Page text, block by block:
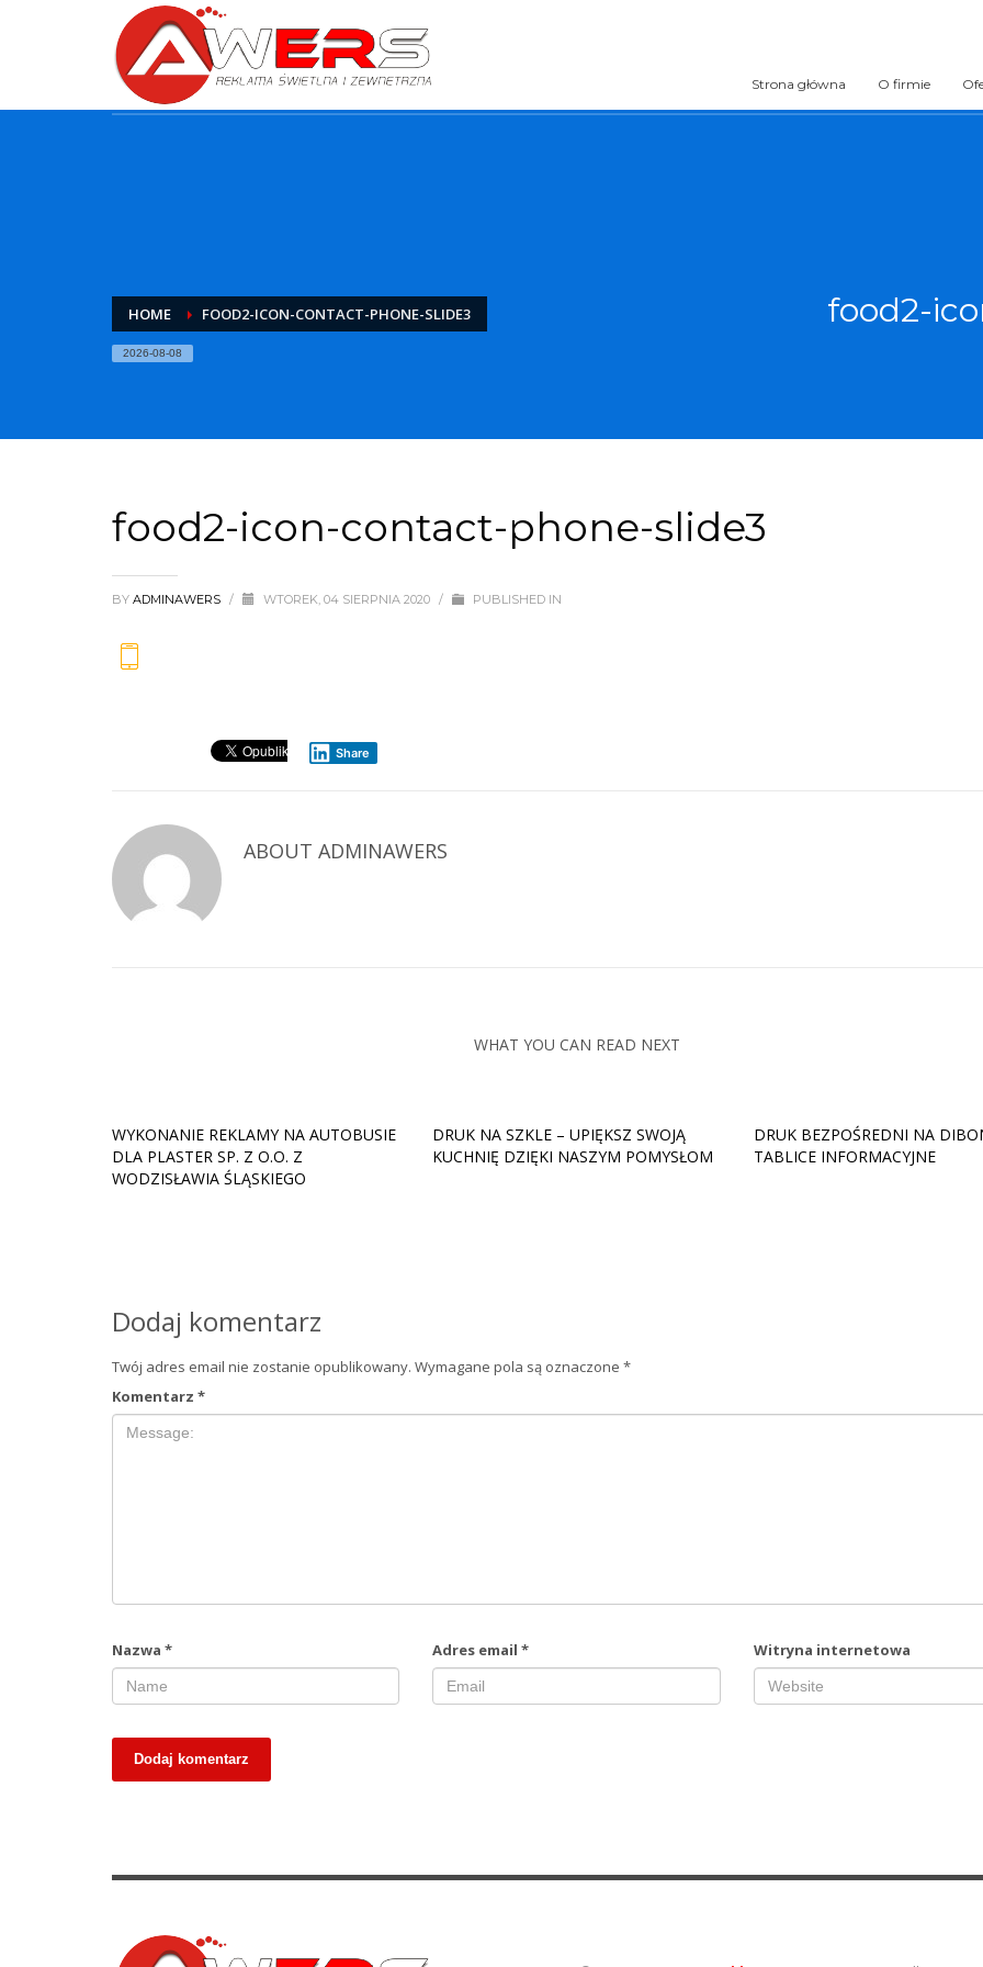
Strona główna O firmie
HOME FOOD2-ICON-CONTACT-PHONE-SLIDE3
2026-08-08
food2-
food2-icon-contact-phone-slide3
BY ADMINAWERS / WTOREK, 04 SIERPNIA 2020 / PUBLISHED IN
Share
ABOUT ADMINAWERS
WHAT YOU CAN READ NEXT
WYKONANIE REKLAMY NA AUTOBUSIE
DLA PLASTER SP. Z O.O. Z
WODZISŁAWIA ŚLĄSKIEGO
DRUK NA SZKLE – UPIĘKSZ SWOJĄ
KUCHNIĘ DZIĘKI NASZYM POMYSŁOM
DRUK BEZPOŚREDNI NA
TABLICE INFORMACYJNE
Dodaj komentarz
Twój adres email nie zostanie opublikowany. Wymagane pola są oznaczone *
Komentarz *
Nazwa * Adres email* Witryna internetowa